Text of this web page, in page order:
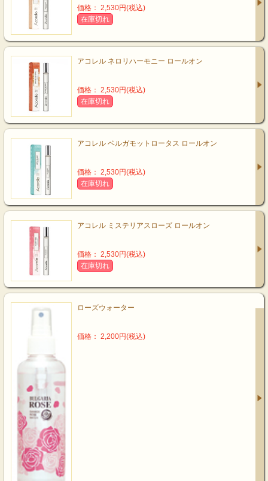
価格： 2,530円(税込)
在庫切れ
アコレル ネロリハーモニー ロールオン
価格： 2,530円(税込)
在庫切れ
アコレル ベルガモットロータス ロールオン
価格： 2,530円(税込)
在庫切れ
アコレル ミステリアスローズ ロールオン
価格： 2,530円(税込)
在庫切れ
ローズウォーター
価格： 2,200円(税込)